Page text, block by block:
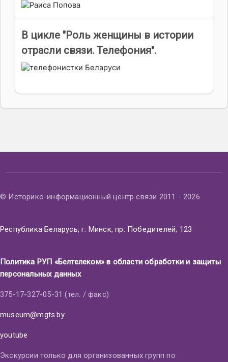
В цикле "Роль женщины в истории
отрасли связи. Телефония".
© Историко-информационный центр связи 2011 - 2026
Республика Беларусь, г. Минск, пр. Победителей, 123
Политика РУП «Белтелеком» в области обработки и защиты
персональных данных
375-17-327-05-31 (тел. / факс)
museum@mgts.by
youtube
Экскурсии только для организованных групп по